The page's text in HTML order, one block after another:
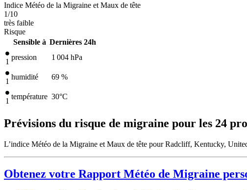
Indice Météo de la Migraine et Maux de tête
1/10
très faible
Risque
Sensible à Dernières 24h
1
pression 1 004 hPa
1
humidité 69 %
1
température 30°C
Prévisions du risque de migraine pour les 24
L’indice Météo de la Migraine et Maux de tête pour Radcliff, Kentucky,
Obtenez votre Rapport Météo de Migraine